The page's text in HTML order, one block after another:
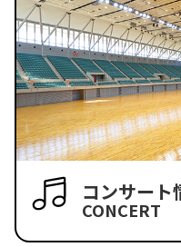
コンサート
CONCERT